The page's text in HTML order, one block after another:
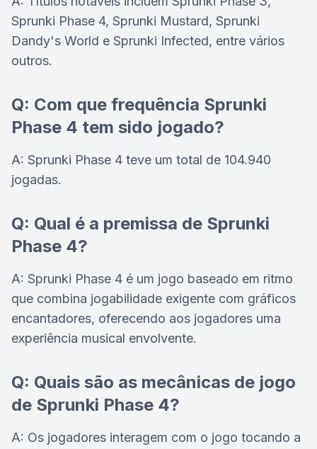
Sprunki Phase 4, Sprunki Mustard, Sprunki
Dandy's World e Sprunki Infected, entre vários
outros.
Q: Com que frequência Sprunki
Phase 4 tem sido jogado?
A: Sprunki Phase 4 teve um total de 104.940
jogadas.
Q: Qual é a premissa de Sprunki
Phase 4?
A: Sprunki Phase 4 é um jogo baseado em ritmo
que combina jogabilidade exigente com gráficos
encantadores, oferecendo aos jogadores uma
experiência musical envolvente.
Q: Quais são as mecânicas de jogo
de Sprunki Phase 4?
A: Os jogadores interagem com o jogo tocando a